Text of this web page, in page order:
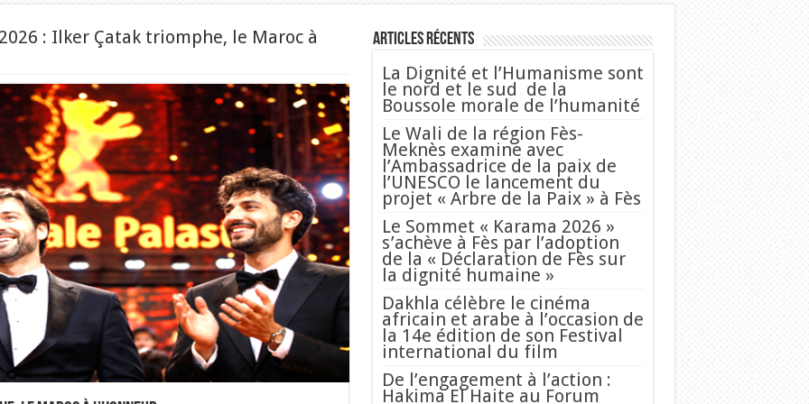
: Ilker Çatak triomphe, le Maroc à Articles Récents
La Dignité et l’Humanisme sont
le nord et le sud de la
Boussole morale de l’humanité
Le Wali de la région Fès-
Meknès examine avec
l’Ambassadrice de la paix de
l’UNESCO le lancement du
projet « Arbre de la Paix » à Fès
Le Sommet « Karama 2026 »
s’achève à Fès par l’adoption
de la « Déclaration de Fès sur
la dignité humaine »
Dakhla célèbre le cinéma
africain et arabe à l’occasion de
la 14e édition de son Festival
international du film
De l’engagement à l’action :
Hakima El Haite au Forum